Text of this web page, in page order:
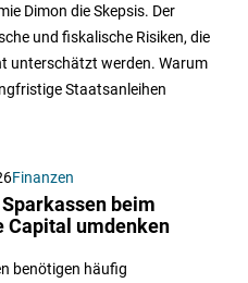
Dimon die Skepsis. Der
und fiskalische Risiken, die
unterschätzt werden. Warum
Staatsanleihen
Finanzen
beim
Capital umdenken
benötigen häufig